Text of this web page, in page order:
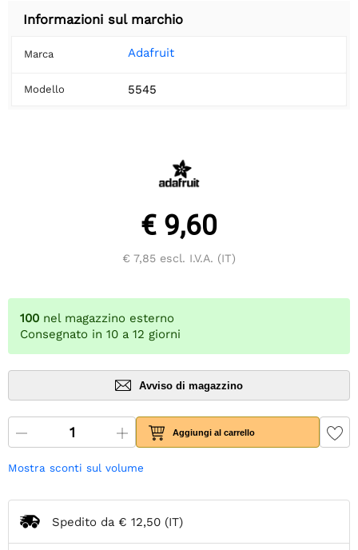
Informazioni sul marchio
Marca Adafruit
Modello 5545
€ 9,60
€ 7,85 escl. I.V.A. (IT)
100 nel magazzino esterno
Consegnato in 10 a 12 giorni
Avviso di magazzino
Aggiungi al carrello
Mostra sconti sul volume
Spedito da € 12,50 (IT)